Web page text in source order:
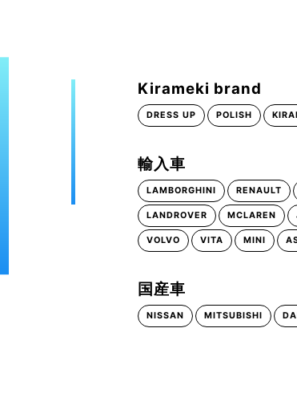
Kirameki brand
DRESS UP POLISH
輸入車
LAMBORGHINI RENAULT
LANDROVER MCLAREN
VOLVO VITA MINI
国産車
NISSAN MITSUBISHI